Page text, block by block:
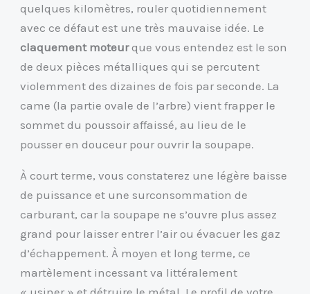
quelques kilomètres, rouler quotidiennement
avec ce défaut est une très mauvaise idée. Le
claquement moteurque vous entendez est le son
de deux pièces métalliques qui se percutent
violemment des dizaines de fois par seconde. La
came (la partie ovale de l’arbre) vient frapper le
sommet du poussoir affaissé, au lieu de le
pousser en douceur pour ouvrir la soupape.
À court terme, vous constaterez une légère baisse
de puissance et une surconsommation de
carburant, car la soupape ne s’ouvre plus assez
grand pour laisser entrer l’air ou évacuer les gaz
d’échappement. À moyen et long terme, ce
martèlement incessant va littéralement